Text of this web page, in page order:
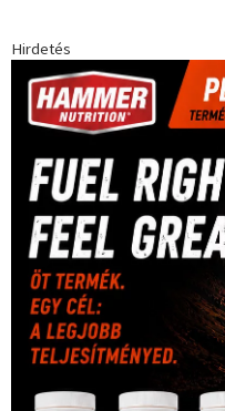
Hirdetés